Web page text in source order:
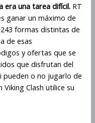
era una tarea difícil. RT
ganar un máximo de
formas distintas de
de esas
y ofertas que se
que disfrutan del
o no jugarlo de
Clash utilice su